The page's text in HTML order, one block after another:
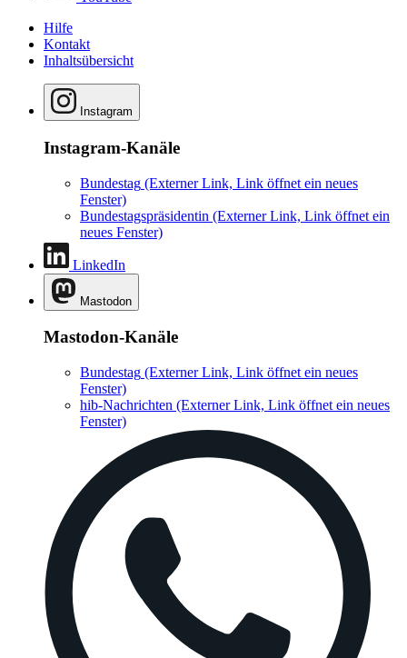
Hilfe
Kontakt
Inhaltsübersicht
Instagram
Instagram-Kanäle
Bundestag (Externer Link, Link öffnet ein neues
Fenster)
Bundestagspräsidentin (Externer Link, Link öffnet ein
neues Fenster)
LinkedIn
Mastodon
Mastodon-Kanäle
Bundestag (Externer Link, Link öffnet ein neues
Fenster)
hib-Nachrichten (Externer Link, Link öffnet ein neues
Fenster)